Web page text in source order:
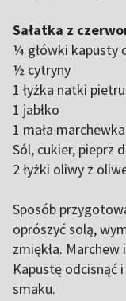
Sałatka z
¼ główki kapusty
½ cytryny
1 łyżka natki
1 jabłko
1 mała marchewka
Sól, cukier, pieprz
2 łyżki oliwy z
Sposób
oprószyć solą,
zmiękła. Marchew
Kapustę odcisnąć
smaku.